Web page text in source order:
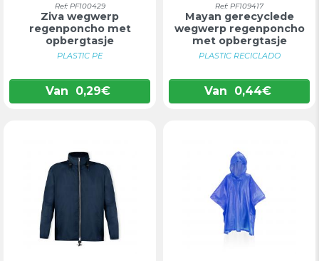
Ref: PF100429
Ziva wegwerp
regenponcho met
opbergtasje
PLASTIC PE
Van 0,29€
Ref: PF109417
Mayan gerecyclede
wegwerp regenponcho
met opbergtasje
PLASTIC RECICLADO
Van 0,44€